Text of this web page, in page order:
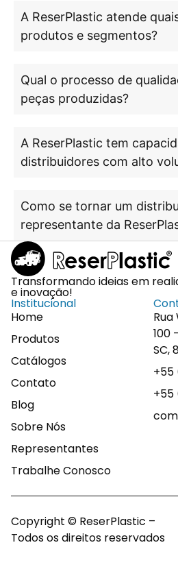
A ReserPlastic atende
produtos e segmentos?
Qual o processo de
peças produzidas?
A ReserPlastic tem
distribuidores com alto
Como se tornar um
representante da
Transformando ideias em
e inovação!
Institucional
Home
Produtos
Catálogos
Contato
Blog
Sobre Nós
Representantes
Trabalhe Conosco
Rua
100
SC,
+55
Copyright © ReserPlastic –
Todos os direitos reservados